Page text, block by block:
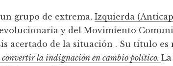
grupo de extrema,Izquierda
y del Movimiento
acertado de la situación . Su título es
convertir la indignación en cambio político.